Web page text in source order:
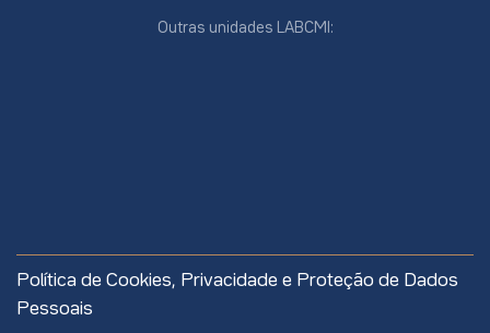
Outras unidades LABCMI:
Política de Cookies, Privacidade e Proteção de Dados
Pessoais